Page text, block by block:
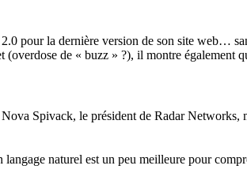
pour la dernière version de son site web…
de « buzz » ?), il montre également
Spivack, le président de Radar Networks,
naturel est un peu meilleure pour